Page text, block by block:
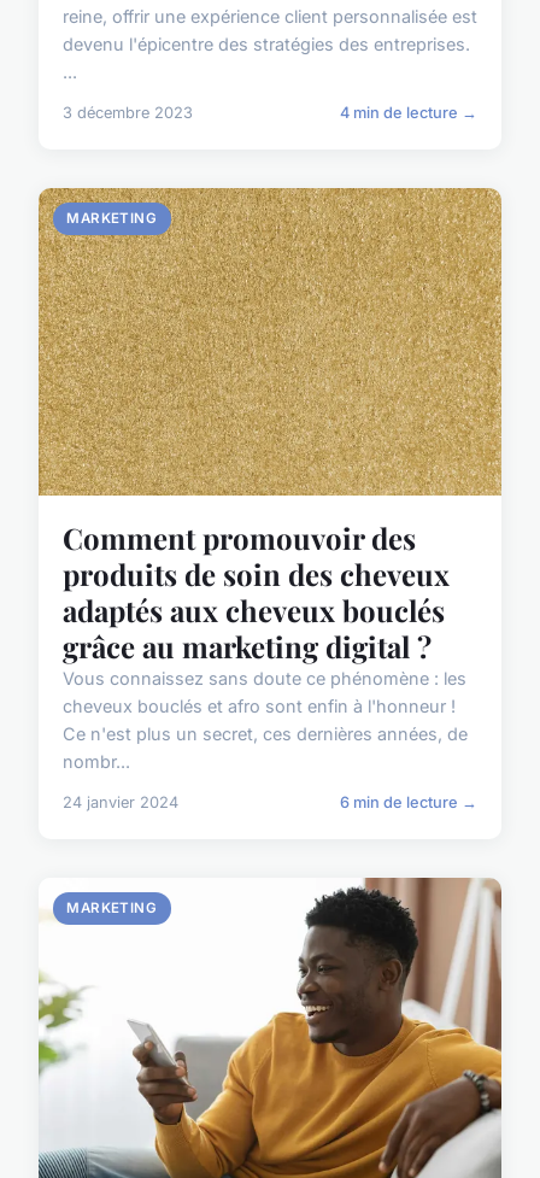
reine, offrir une expérience client personnalisée est
devenu l'épicentre des stratégies des entreprises.
...
3 décembre 2023 4 min de lecture →
MARKETING
Comment promouvoir des
produits de soin des cheveux
adaptés aux cheveux bouclés
grâce au marketing digital ?
Vous connaissez sans doute ce phénomène : les
cheveux bouclés et afro sont enfin à l'honneur !
Ce n'est plus un secret, ces dernières années, de
nombr...
24 janvier 2024 6 min de lecture →
MARKETING